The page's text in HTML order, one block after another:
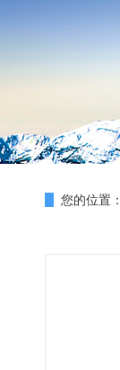
您的位置：